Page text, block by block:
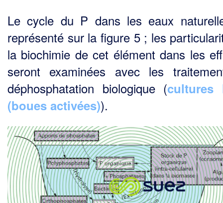
Le cycle du P dans les eaux
représenté sur la figure 5 ; les
la biochimie de cet élément dans les
seront examinées avec les
déphosphatation biologique (cultures
(boues activées)).